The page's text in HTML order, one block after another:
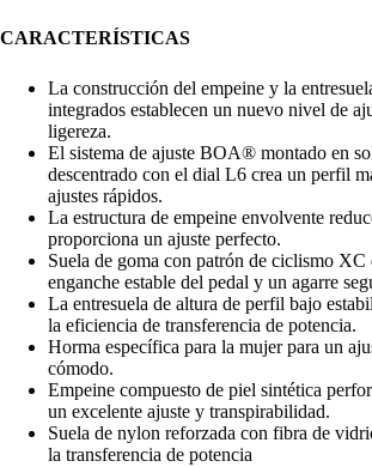
CARACTERÍSTICAS
La construcción del empeine y la
integrados establecen un nuevo nivel de
ligereza.
El sistema de ajuste BOA® montado en
descentrado con el dial L6 crea un perfil
ajustes rápidos.
La estructura de empeine envolvente
proporciona un ajuste perfecto.
Suela de goma con patrón de ciclismo XC
enganche estable del pedal y un agarre
La entresuela de altura de perfil bajo
la eficiencia de transferencia de potencia.
Horma específica para la mujer para un
cómodo.
Empeine compuesto de piel sintética
un excelente ajuste y transpirabilidad.
Suela de nylon reforzada con fibra de
la transferencia de potencia